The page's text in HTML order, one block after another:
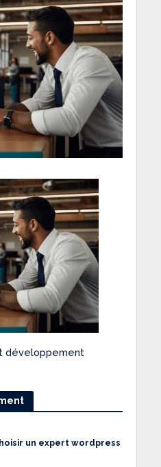
développement
un expert wordpress